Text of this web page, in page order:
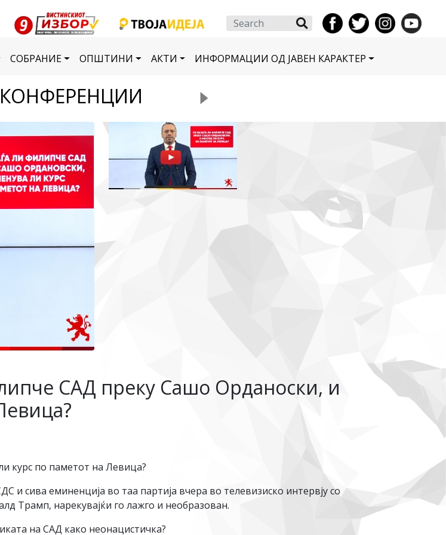
Search
СОБРАНИЕ ОПШТИНИ АКТИ ИНФОРМАЦИИ ОД ЈАВЕН КАРАКТЕР
САД преку Сашо Орданоски, и
курс по паметот на Левица?
сива еминенција во таа партија вчера во телевизиско интервју со
Трамп, нарекувајќи го лажго и необразован.
на САД како неонацистичка?